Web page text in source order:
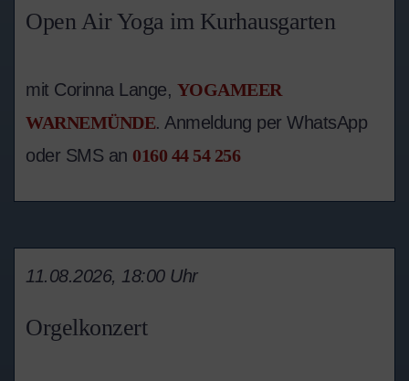
Open Air Yoga im Kurhausgarten
mit Corinna Lange, YOGAMEER
WARNEMÜNDE. Anmeldung per WhatsApp
oder SMS an 0160 44 54 256
Orgelkonzert
11.08.2026, 18:00 Uhr